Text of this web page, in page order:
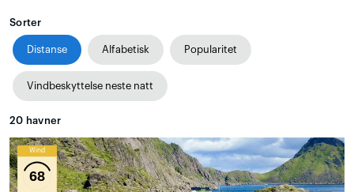
Sorter
Distanse Alfabetisk Popularitet
Vindbeskyttelse neste natt
20 havner
Wind
68